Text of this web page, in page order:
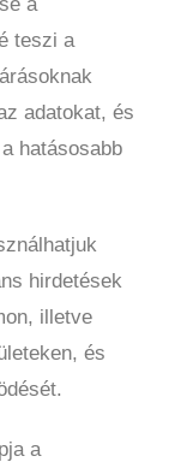
teszi a
adatokat, és
hatásosabb
hirdetések
illetve
és
a